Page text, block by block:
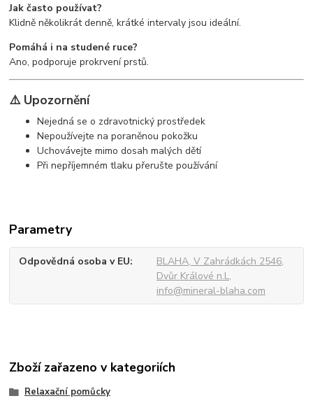
Jak často používat?
Klidně několikrát denně, krátké intervaly jsou ideální.
Pomáhá i na studené ruce?
Ano, podporuje prokrvení prstů.
⚠️ Upozornění
Nejedná se o zdravotnický prostředek
Nepoužívejte na poraněnou pokožku
Uchovávejte mimo dosah malých dětí
Při nepříjemném tlaku přerušte používání
Parametry
Odpovědná osoba v EU
BLAHA, V Zahrádkách 2546,
Dvůr Králové n.L,
info@mineral-blaha.com
Zboží zařazeno v kategoriích
Relaxační pomůcky